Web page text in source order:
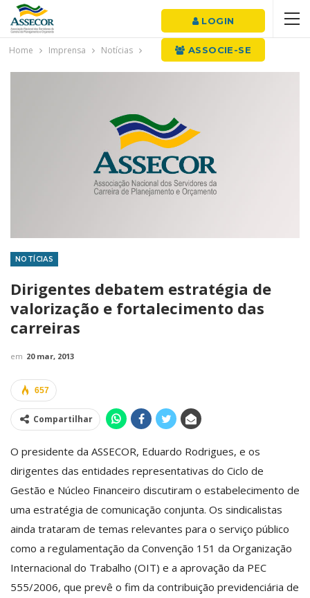
LOGIN
ASSOCIE-SE
Home Imprensa Notícias
NOTÍCIAS
Dirigentes debatem estratégia de
valorização e fortalecimento das
carreiras
em 20 mar, 2013
657
Compartilhar
O presidente da ASSECOR, Eduardo Rodrigues, e os
dirigentes das entidades representativas do Ciclo de
Gestão e Núcleo Financeiro discutiram o estabelecimento de
uma estratégia de comunicação conjunta. Os sindicalistas
ainda trataram de temas relevantes para o serviço público
como a regulamentação da Convenção 151 da Organização
Internacional do Trabalho (OIT) e a aprovação da PEC
555/2006, que prevê o fim da contribuição previdenciária de